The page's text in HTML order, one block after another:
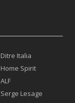
Ditre Italia
Home Spirit
ALF
Serge Lesage